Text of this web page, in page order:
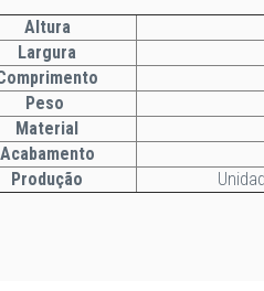
Altura
Largura
Peso
Material
Acabamento
Produção